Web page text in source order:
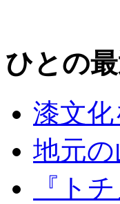
ひとの
漆文
地元
『ト